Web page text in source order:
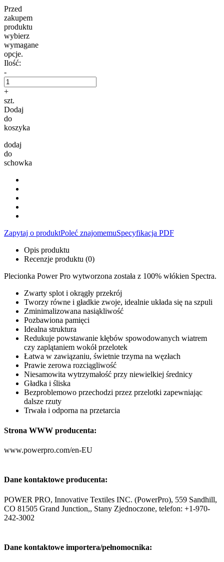
Przed
zakupem
produktu
wybierz
wymagane
opcje.
Ilość:
-
+
szt.
Dodaj
do
koszyka
dodaj
do
schowka
Zapytaj o produktPoleć znajomemuSpecyfikacja PDF
Opis produktu
Recenzje produktu (0)
Plecionka Power Pro wytworzona została z 100% włókien Spectra.
Zwarty splot i okrągły przekrój
Tworzy równe i gładkie zwoje, idealnie układa się na szpuli
Zminimalizowana nasiąkliwość
Pozbawiona pamięci
Idealna struktura
Redukuje powstawanie kłębów spowodowanych wiatrem
czy zaplątaniem wokół przelotek
Łatwa w zawiązaniu, świetnie trzyma na węzłach
Prawie zerowa rozciągliwość
Niesamowita wytrzymałość przy niewielkiej średnicy
Gładka i śliska
Bezproblemowo przechodzi przez przelotki zapewniając
dalsze rzuty
Trwała i odporna na przetarcia
Strona WWW producenta:
www.powerpro.com/en-EU
Dane kontaktowe producenta:
POWER PRO, Innovative Textiles INC. (PowerPro), 559 Sandhill,
CO 81505 Grand Junction,, Stany Zjednoczone, telefon: +1-970-
242-3002
Dane kontaktowe importera/pełnomocnika: